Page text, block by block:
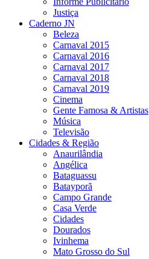
Justiça
Caderno JN
Beleza
Carnaval 2015
Carnaval 2016
Carnaval 2017
Carnaval 2018
Carnaval 2019
Cinema
Gente Famosa & Artistas
Música
Televisão
Cidades & Região
Anaurilândia
Angélica
Bataguassu
Batayporã
Campo Grande
Casa Verde
Cidades
Dourados
Ivinhema
Mato Grosso do Sul